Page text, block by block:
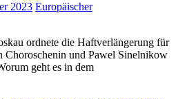
2023 Europäischer
ordnete die Haftverlängerung für
Choroschenin und Pawel Sinelnikow
geht es in dem